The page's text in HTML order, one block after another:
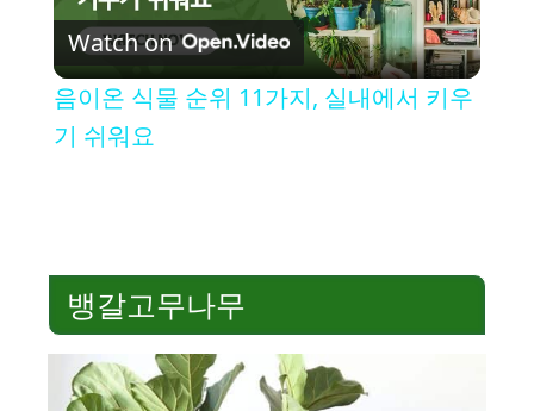
l
V
Watch on
음이온 식물 순위 11가지, 실내에서 키우
기 쉬워요
뱅갈고무나무